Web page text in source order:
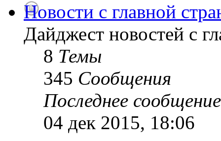
Новости с главной
Дайджест новостей с
8 Темы
345 Сообщения
Последнее сообщение
04 дек 2015, 18:06